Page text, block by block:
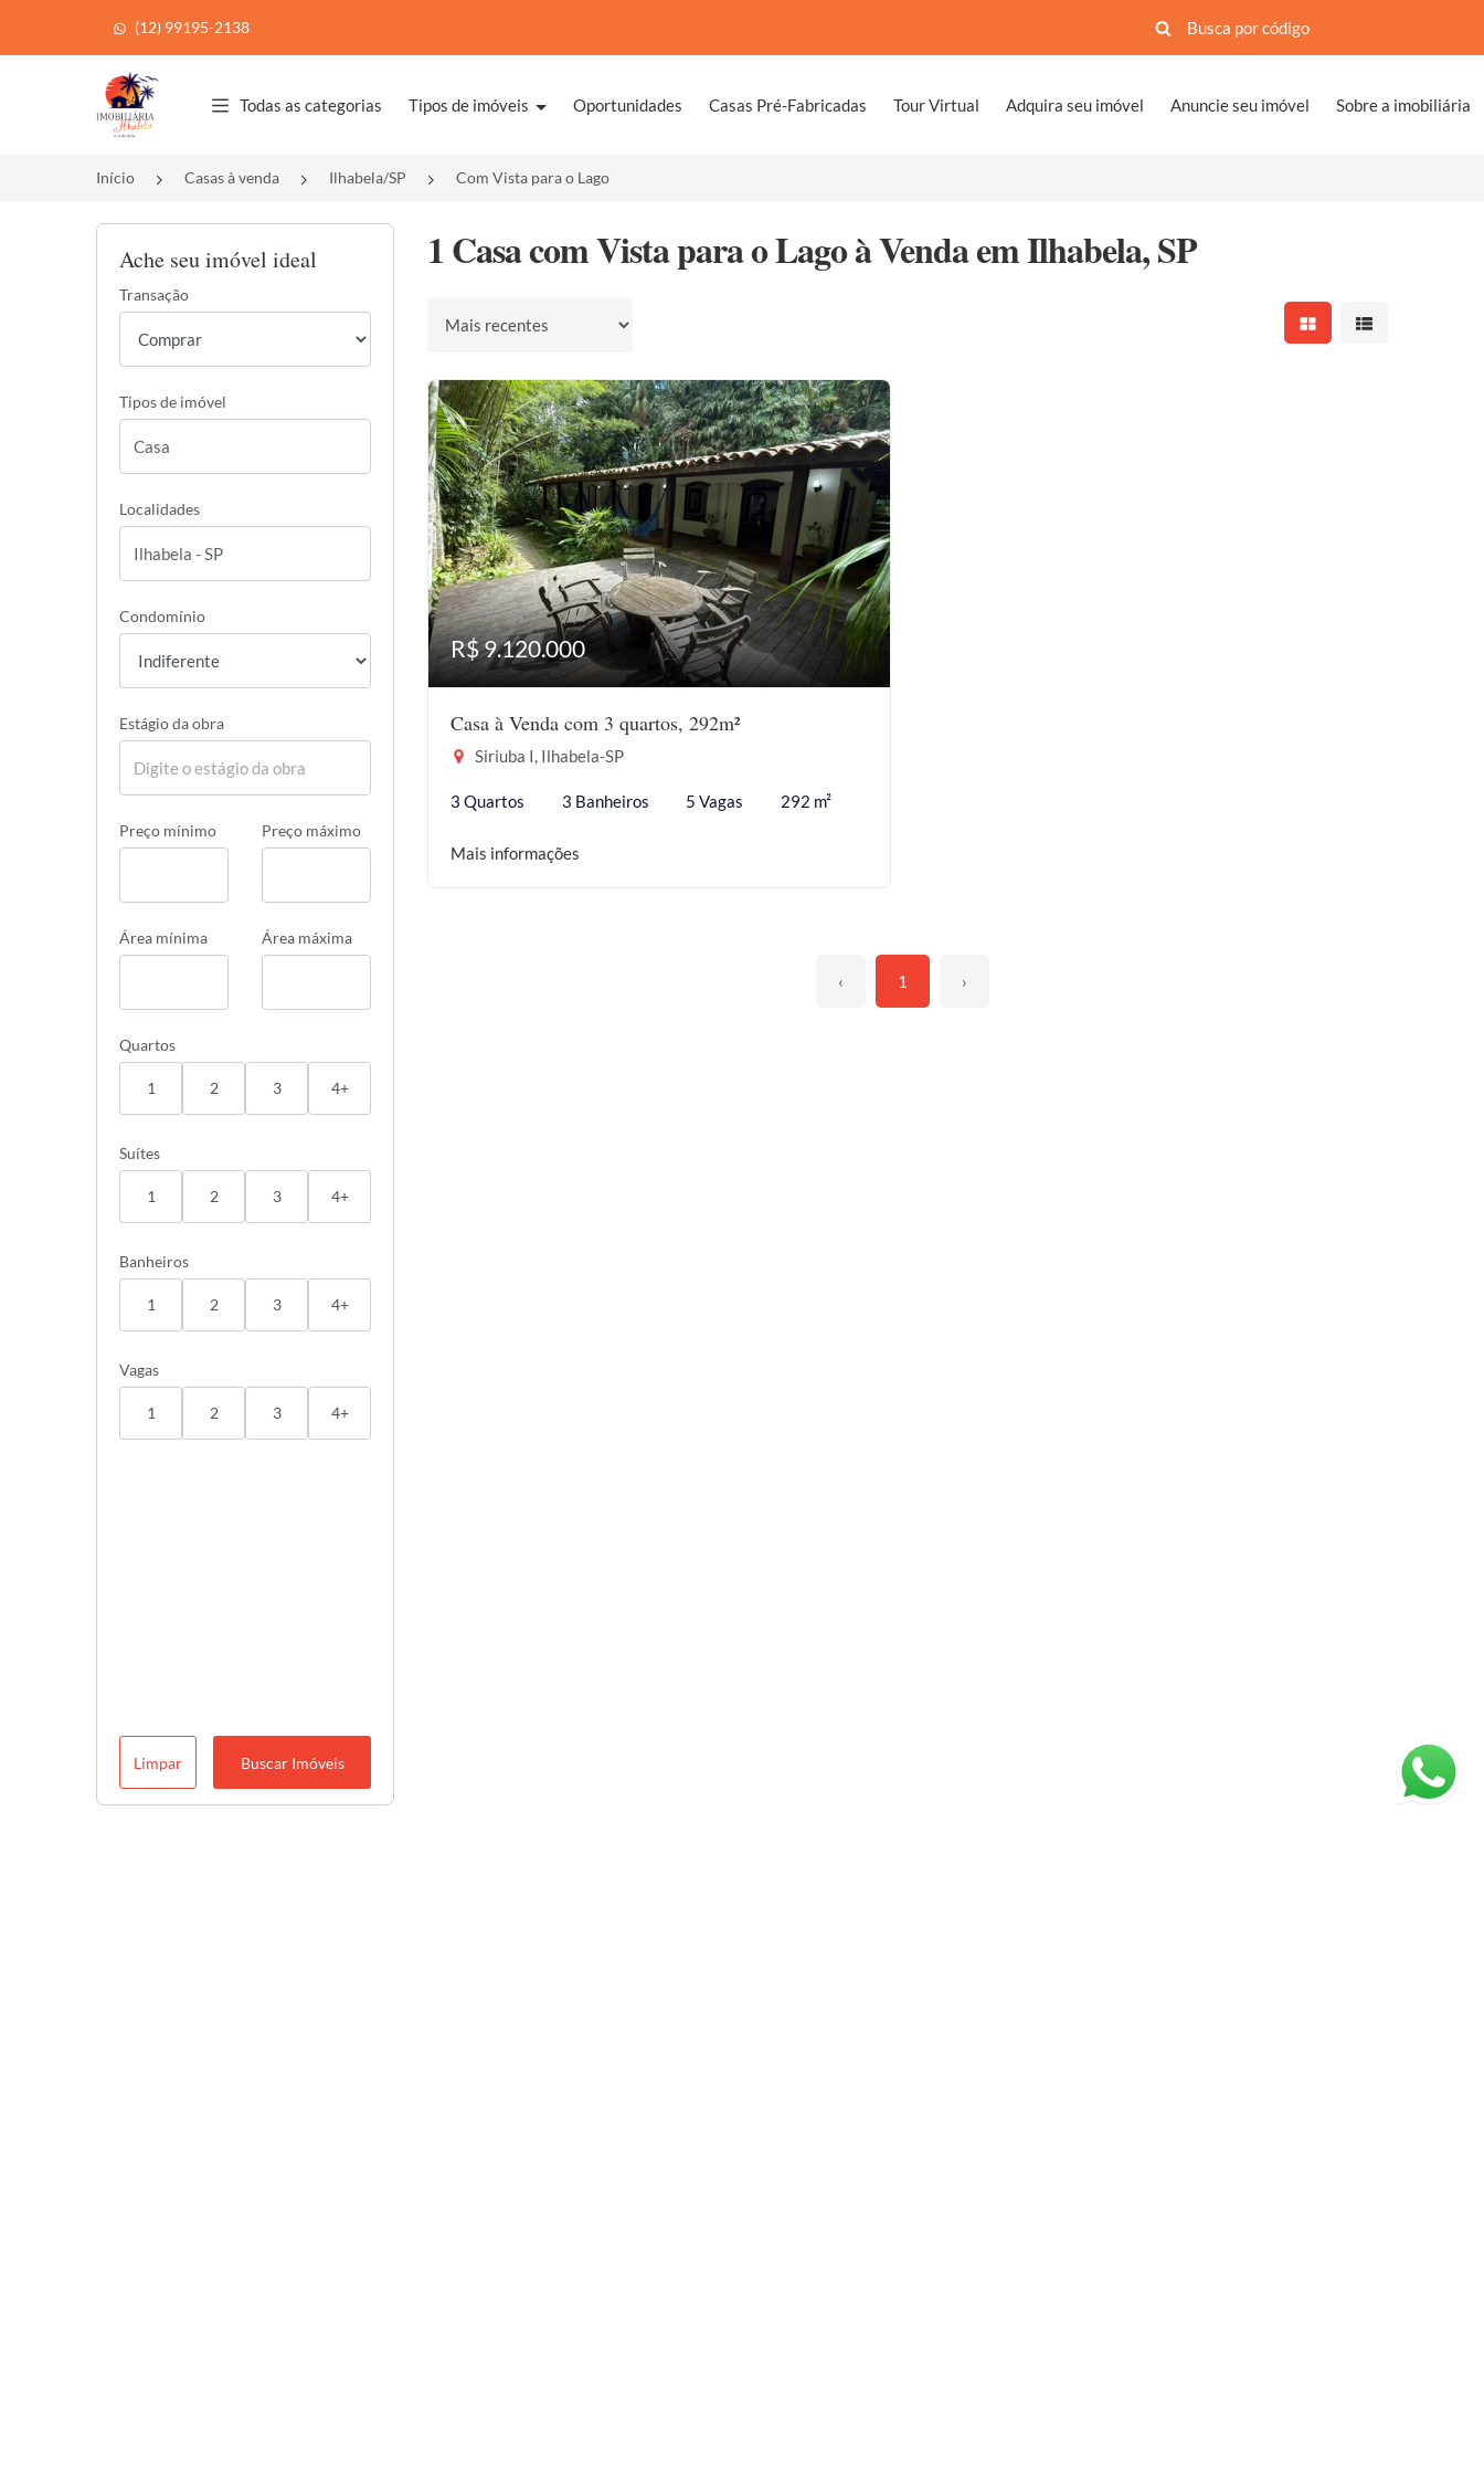
(12) 99195-2138
Página inicial
Todas as categorias Tipos de imóveis Oportunidades Casas Pré-Fabricadas Tour Virtual Adquira seu imóvel Anuncie seu imóvel Sobre a imobiliária
Início Casas à venda Ilhabela/SP Com Vista para o Lago
Ache seu imóvel ideal
Transação
Tipos de imóvel
Localidades
Condomínio
Estágio da obra
Preço mínimo Preço máximo
Área mínima Área máxima
Quartos
1 2 3 4+
Suítes
1 2 3 4+
Banheiros
1 2 3 4+
Vagas
1 2 3 4+
Limpar Buscar Imóveis
1 Casa com Vista para o Lago à Venda em Ilhabela, SP
Ordenar por Mostrar resultados em
Mostrar
R$ 9.120.000
Casa à Venda com 3 quartos, 292m²
Siriuba I, Ilhabela-SP
3 Quartos 3 Banheiros 5 Vagas 292 m²
Mais informações
‹ 1 ›